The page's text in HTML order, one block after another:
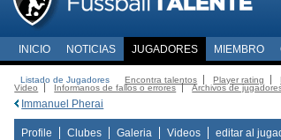
INICIO NOTICIAS JUGADORES MIEMBRO
Listado de Jugadores Encontra talentos Player rating
Video
Informanos de fallos o errores Archivos de
Immanuel Pherai
Profile Clubes Galeria Videos editar al